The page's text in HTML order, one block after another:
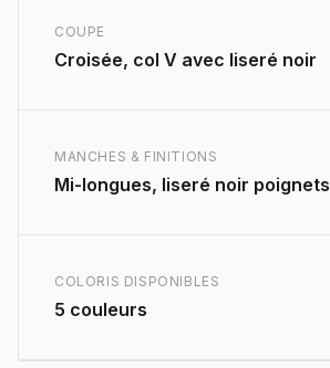
COUPE
Croisée, col V avec liseré noir
MANCHES & FINITIONS
Mi-longues, liseré noir poignets
COLORIS DISPONIBLES
5 couleurs